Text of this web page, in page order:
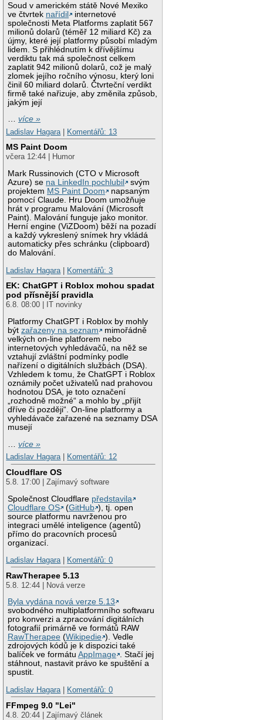
Soud v americkém státě Nové Mexiko
ve čtvrtek nařídil
internetové
společnosti Meta Platforms zaplatit 567
milionů dolarů (téměř 12 miliard Kč) za
újmy, které její platformy působí mladým
lidem. S přihlédnutím k dřívějšímu
verdiktu tak má společnost celkem
zaplatit 942 milionů dolarů, což je malý
zlomek jejího ročního výnosu, který loni
činil 60 miliard dolarů. Čtvrteční verdikt
firmě také nařizuje, aby změnila způsob,
jakým její
…více »
Ladislav Hagara
Komentářů: 13
MS Paint Doom
včera 12:44 | Humor
Mark Russinovich (CTO v Microsoft
Azure) se na LinkedIn pochlubil
svým
projektem MS Paint Doom
napsaným
pomocí Claude. Hru Doom umožňuje
hrát v programu Malování (Microsoft
Paint). Malování funguje jako monitor.
Herní engine (ViZDoom) běží na pozadí
a každý vykreslený snímek hry vkládá
automaticky přes schránku (clipboard)
do Malování.
Ladislav Hagara
Komentářů: 3
EK: ChatGPT i Roblox mohou spadat
pod přísnější pravidla
6.8. 08:00 | IT novinky
Platformy ChatGPT i Roblox by mohly
býtzařazeny na seznam
mimořádně
velkých on-line platforem nebo
internetových vyhledávačů, na něž se
vztahují zvláštní podmínky podle
nařízení o digitálních službách (DSA).
Vzhledem k tomu, že ChatGPT i Roblox
oznámily počet uživatelů nad prahovou
hodnotou DSA, je toto označení
„rozhodně možné“ a mohlo by „přijít
dříve či později“. On-line platformy a
vyhledávače zařazené na seznamy DSA
musejí
…více »
Ladislav Hagara| Komentářů: 12
Cloudflare OS
5.8. 17:00 | Zajímavý software
Společnost Cloudflare představila
Cloudflare OS
(GitHub ), tj. open
source platformu navrženou pro
integraci umělé inteligence (agentů)
přímo do pracovních procesů
organizací.
Ladislav Hagara| Komentářů: 0
RawTherapee 5.13
5.8. 12:44 | Nová verze
Byla vydána nová verze 5.13
svobodného multiplatformního softwaru
pro konverzi a zpracování digitálních
fotografií primárně ve formátů RAW
RawTherapee (Wikipedie ). Vedle
zdrojových kódů je k dispozici také
balíček ve formátuAppImage . Stačí jej
stáhnout, nastavit právo ke spuštění a
spustit.
Ladislav Hagara| Komentářů: 0
FFmpeg 9.0 "Lei"
4.8. 20:44 | Zajímavý článek